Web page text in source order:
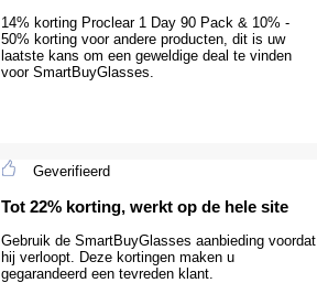
14% korting Proclear 1 Day 90 Pack & 10% -
50% korting voor andere producten, dit is uw
laatste kans om een geweldige deal te vinden
voor SmartBuyGlasses.
Geverifieerd
Tot 22% korting, werkt op de hele site
Gebruik de SmartBuyGlasses aanbieding voordat
hij verloopt. Deze kortingen maken u
gegarandeerd een tevreden klant.